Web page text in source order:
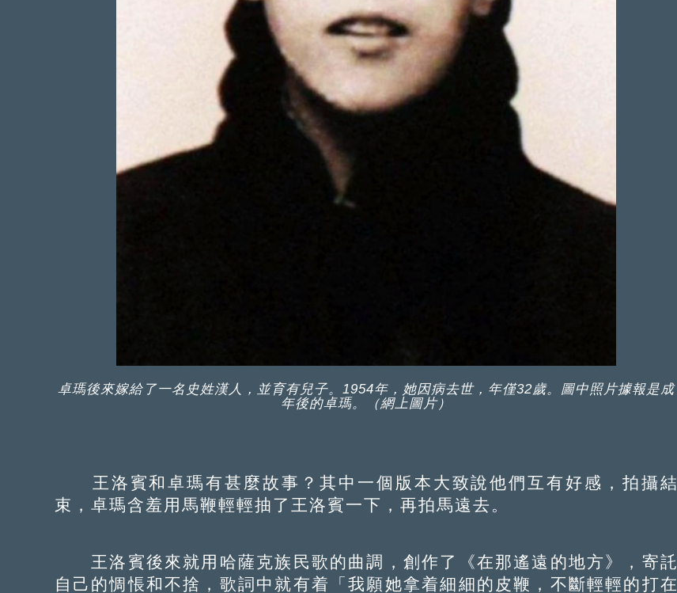
卓瑪後來嫁給了一名史姓漢人，並育有兒子。1954年，她因病去世，年僅32歲。圖中照片據報是成
年後的卓瑪。（網上圖片）
王洛賓和卓瑪有甚麼故事？其中一個版本大致說他們互有好感，拍攝結
束，卓瑪含羞用馬鞭輕輕抽了王洛賓一下，再拍馬遠去。
王洛賓後來就用哈薩克族民歌的曲調，創作了《在那遙遠的地方》，寄託
自己的惆悵和不捨，歌詞中就有着「我願她拿着細細的皮鞭，不斷輕輕的打在